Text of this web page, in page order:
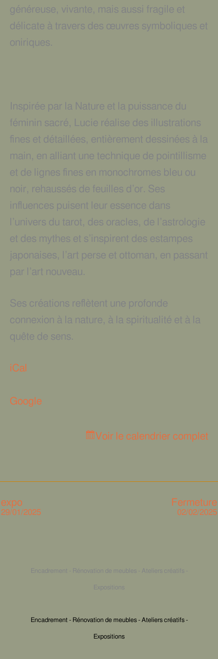
généreuse, vivante, mais aussi fragile et
délicate à travers des œuvres symboliques et
oniriques.
Inspirée par la Nature et la puissance du
féminin sacré, Lucie réalise des illustrations
fines et détaillées, entièrement dessinées à la
main, en alliant une technique de pointillisme
et de lignes fines en monochromes bleu ou
noir, rehaussés de feuilles d’or. Ses
influences puisent leur essence dans
l’univers du tarot, des oracles, de l’astrologie
et des mythes et s’inspirent des estampes
japonaises, l’art perse et ottoman, en passant
par l’art nouveau.
Ses créations reflètent une profonde
connexion à la nature, à la spiritualité et à la
quête de sens.
iCal
Google
Voir le calendrier complet
expo
29/01/2025
Fermeture
02/02/2025
Encadrement - Rénovation de meubles - Ateliers créatifs -
Expositions
Encadrement - Rénovation de meubles - Ateliers créatifs -
Expositions